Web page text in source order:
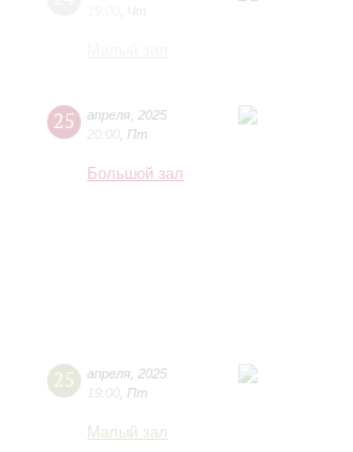
25 апреля 2025
20:00 Пт
Большой зал
25 апреля 2025
19:00 Пт
Малый зал